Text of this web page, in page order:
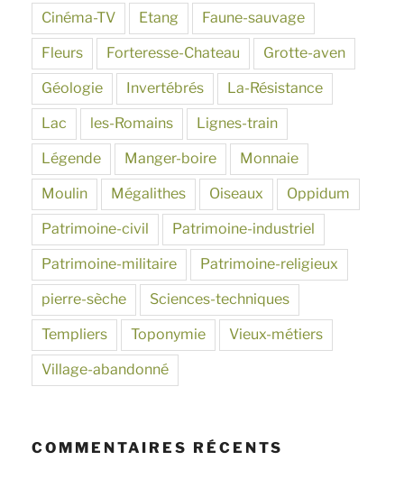
Cinéma-TV Etang Faune-sauvage
Fleurs Forteresse-Chateau Grotte-aven
Géologie Invertébrés La-Résistance
Lac les-Romains Lignes-train
Légende Manger-boire Monnaie
Moulin Mégalithes Oiseaux Oppidum
Patrimoine-civil Patrimoine-industriel
Patrimoine-militaire Patrimoine-religieux
pierre-sèche Sciences-techniques
Templiers Toponymie Vieux-métiers
Village-abandonné
COMMENTAIRES RÉCENTS